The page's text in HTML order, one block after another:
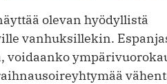
olevan hyödyllistä
vanhuksillekin.
voidaanko